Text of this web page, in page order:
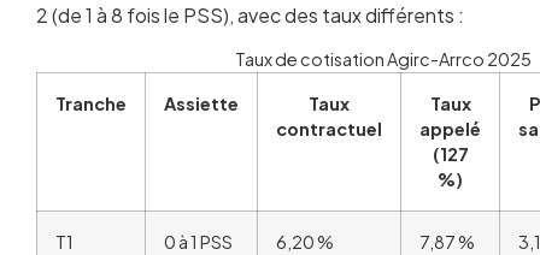
2 (de 1 à 8 fois le PSS), avec des taux différents :
Taux de cotisation Agirc-Arrco 2025
Tranche Assiette
Taux
contractuel
Taux
appelé
(127
%)
T1
0 à 1 PSS
6,20 % 7,87 %